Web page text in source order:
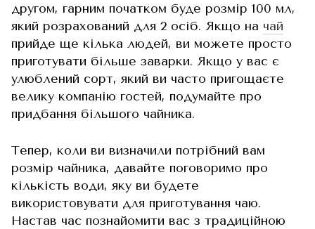
другом, гарним початком буде розмір 100 мл,
який розрахований для 2 осіб. Якщо на чай
прийде ще кілька людей, ви можете просто
приготувати більше заварки. Якщо у вас є
улюблений сорт, який ви часто пригощаєте
велику компанію гостей, подумайте про
придбання більшого чайника.
Тепер, коли ви визначили потрібний вам
розмір чайника, давайте поговоримо про
кількість води, яку ви будете
використовувати для приготування чаю.
Настав час познайомити вас з традиційною